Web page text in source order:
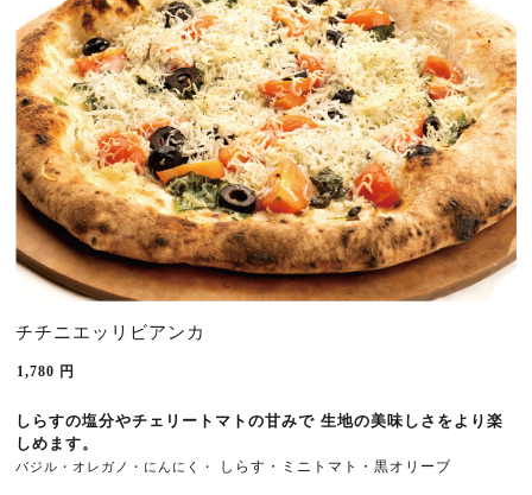
チチニエッリビアンカ
1,780 円
しらすの塩分やチェリートマトの甘みで 生地の美味しさをより楽
しめます。
バジル・オレガノ ・ にんにく・ しらす・ミニトマト・黒オリーブ